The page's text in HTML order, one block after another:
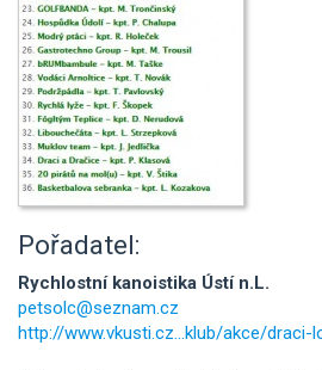
Pořadatel:
Rychlostní kanoistika Ústí n.L.
petsolc@seznam.cz
http://www.vkusti.cz...klub/akce/draci-